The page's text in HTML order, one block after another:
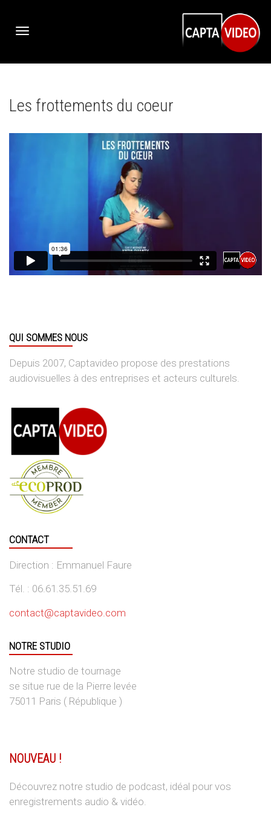
navigation
Les frottements du coeur
QUI SOMMES NOUS
Depuis 2007, Captavideo propose des prestations
audiovisuelles à des entreprises et acteurs culturels.
CONTACT
Direction : Emmanuel Faure
Tél. : 06.61.35.51.69
contact@captavideo.com
NOTRE STUDIO
Notre studio de tournage
se situe rue de la Pierre levée
75011 Paris ( République )
NOUVEAU !
Découvrez notre studio de podcast, idéal pour vos
enregistrements audio & vidéo.